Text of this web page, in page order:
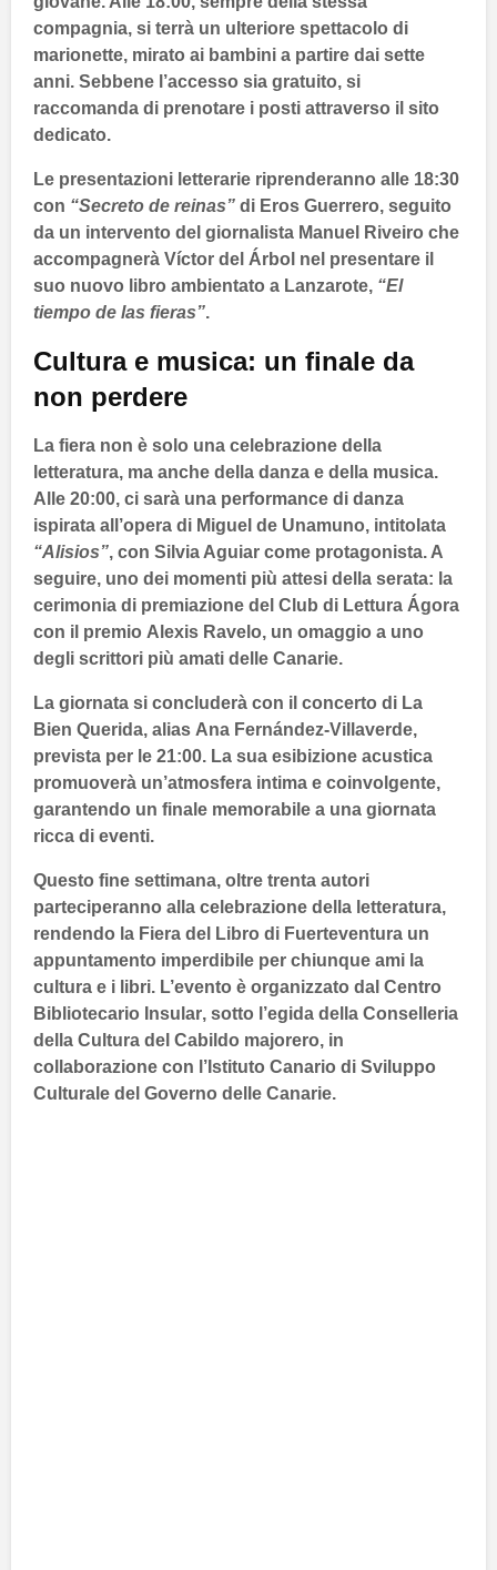
compagnia, si terrà un ulteriore spettacolo di
marionette, mirato ai bambini a partire dai sette
anni. Sebbene l’accesso sia gratuito, si
raccomanda di prenotare i posti attraverso il sito
dedicato.
Le presentazioni letterarie riprenderanno alle 18:30
con “Secreto de reinas” di Eros Guerrero, seguito
da un intervento del giornalista Manuel Riveiro che
accompagnerà Víctor del Árbol nel presentare il
suo nuovo libro ambientato a Lanzarote, “El
tiempo de las fieras”.
Cultura e musica: un finale da
non perdere
La fiera non è solo una celebrazione della
letteratura, ma anche della danza e della musica.
Alle 20:00, ci sarà una performance di danza
ispirata all’opera di Miguel de Unamuno, intitolata
“Alisios”, con Silvia Aguiar come protagonista. A
seguire, uno dei momenti più attesi della serata: la
cerimonia di premiazione del Club di Lettura Ágora
con il premio Alexis Ravelo, un omaggio a uno
degli scrittori più amati delle Canarie.
La giornata si concluderà con il concerto di La
Bien Querida, alias Ana Fernández-Villaverde,
prevista per le 21:00. La sua esibizione acustica
promuoverà un’atmosfera intima e coinvolgente,
garantendo un finale memorabile a una giornata
ricca di eventi.
Questo fine settimana, oltre trenta autori
parteciperanno alla celebrazione della letteratura,
rendendo la Fiera del Libro di Fuerteventura un
appuntamento imperdibile per chiunque ami la
cultura e i libri. L’evento è organizzato dal Centro
Bibliotecario Insular, sotto l’egida della Conselleria
della Cultura del Cabildo majorero, in
collaborazione con l’ Istituto Canario di Sviluppo
Culturale del Governo delle Canarie.